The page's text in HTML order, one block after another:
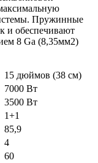
Пружинные
и обеспечивают
8 Ga (8,35мм2)
15 дюймов (38 см)
7000 Вт
3500 Вт
1+1
85,9
4
60